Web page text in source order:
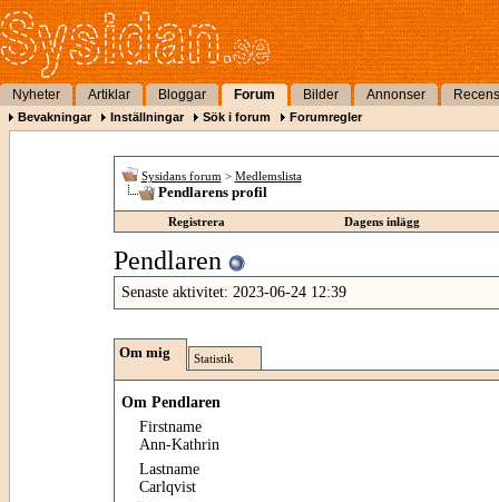
Nyheter Artiklar Bloggar Forum Bilder Annonser
Bevakningar Inställningar Sök i forum Forumregler
Sysidans forum > Medlemslista
Pendlarens profil
Registrera Dagens inlägg
Pendlaren
Senaste aktivitet: 2023-06-24 12:39
Om mig Statistik
Om Pendlaren
Firstname
Ann-Kathrin
Lastname
Carlqvist